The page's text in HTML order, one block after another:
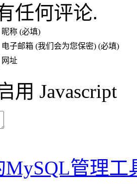
任何评论.
昵称 (必填)
电子邮箱 (我们会为您保密) (必填)
网址
用 Javascript
管理工